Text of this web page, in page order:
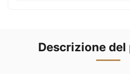
Descrizione